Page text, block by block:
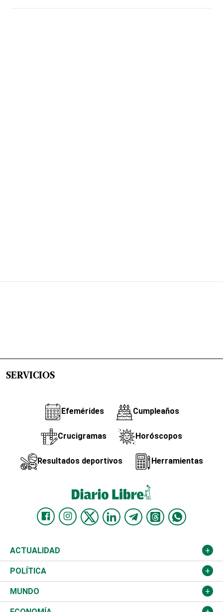
SERVICIOS
Efemérides Cumpleaños
Crucigramas Horóscopos
Resultados deportivos Herramientas
ACTUALIDAD
Nacional
Ciudad
POLÍTICA
Partidos
MUNDO